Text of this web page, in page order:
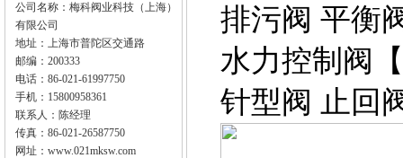
公司名称：梅科阀业科技（上海）
有限公司
地址：上海市普陀区交通路
邮编：200333
电话：86-021-61997750
手机：15800958361
联系人：陈经理
传真：86-021-26587750
网址： www.021mksw.com
排污阀 平衡
水力控制阀
【
针型阀 止回